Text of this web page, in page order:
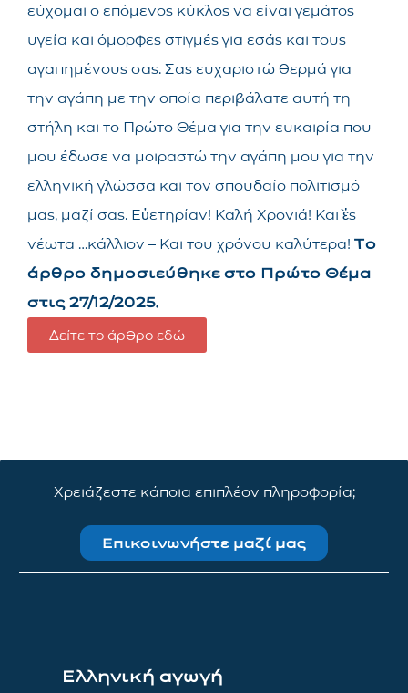
εύχομαι ο επόμενος κύκλος να είναι γεμάτος
υγεία και όμορφες στιγμές για εσάς και τους
αγαπημένους σας. Σας ευχαριστώ θερμά για
την αγάπη με την οποία περιβάλατε αυτή τη
στήλη και το Πρώτο Θέμα για την ευκαιρία που
μου έδωσε να μοιραστώ την αγάπη μου για την
ελληνική γλώσσα και τον σπουδαίο πολιτισμό
μας, μαζί σας. Εὐετηρίαν! Καλή Χρονιά! Καὶ ἐς
νέωτα …κάλλιον – Και του χρόνου καλύτερα! Το
άρθρο δημοσιεύθηκε στο Πρώτο Θέμα
στις 27/12/2025.
Δείτε το άρθρο εδώ
Χρειάζεστε κάποια επιπλέον πληροφορία;
Επικοινωνήστε μαζί μας
Ελληνική αγωγή